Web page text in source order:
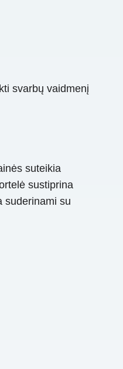
svarbų vaidmenį
suteikia
sustiprina
suderinami su